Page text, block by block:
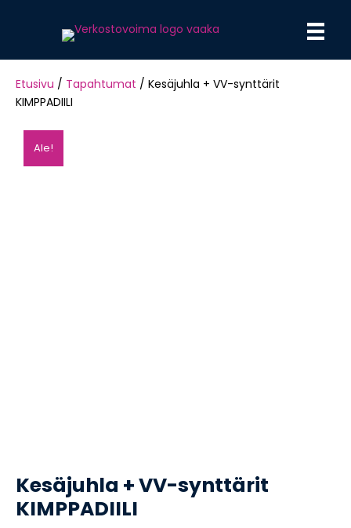
Etusivu / Tapahtumat / Kesäjuhla + VV-synttärit
KIMPPADIILI
Ale!
Kesäjuhla + VV-synttärit
KIMPPADIILI